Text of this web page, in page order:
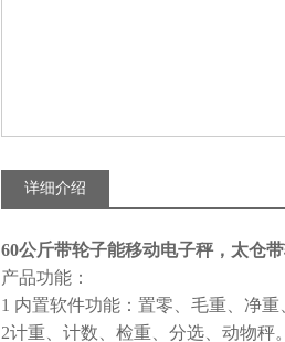
详细介绍
60公斤带轮子能移动电子秤，太仓
产品功能：
1 内置软件功能：置零、毛重、净
2计重、计数、检重、分选、动物秤